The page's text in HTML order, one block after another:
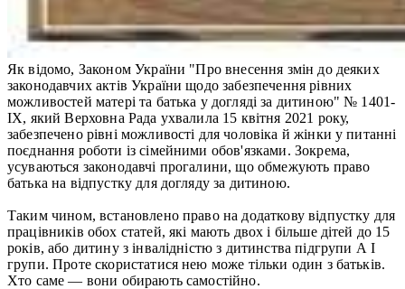
Як відомо, Законом України "Про внесення змін до деяких
законодавчих актів України щодо забезпечення рівних
можливостей матері та батька у догляді за дитиною" № 1401-
ІХ, який Верховна Рада ухвалила 15 квітня 2021 року,
забезпечено рівні можливості для чоловіка й жінки у питанні
поєднання роботи із сімейними обов'язками. Зокрема,
усуваються законодавчі прогалини, що обмежують право
батька на відпустку для догляду за дитиною.
Таким чином, встановлено право на додаткову відпустку для
працівників обох статей, які мають двох і більше дітей до 15
років, або дитину з інвалідністю з дитинства підгрупи А I
групи. Проте скористатися нею може тільки один з батьків.
Хто саме — вони обирають самостійно.